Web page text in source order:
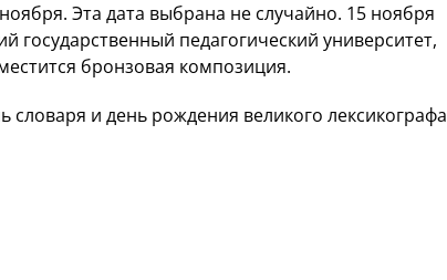
Эта дата выбрана не случайно. 15 ноября
государственный педагогический университет,
бронзовая композиция.
словаря и день рождения великого лексикографа